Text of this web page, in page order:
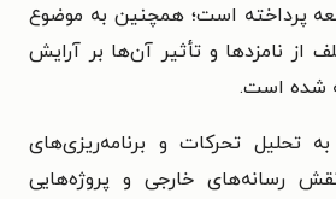
پرداخته است؛ همچنین به موضوع
از نامزدها و تأثیر آن‌ها بر آرایش
شده است.
تحلیل تحرکات و برنامه‌ریزی‌های
رسانه‌های خارجی و پروژه‌هایی